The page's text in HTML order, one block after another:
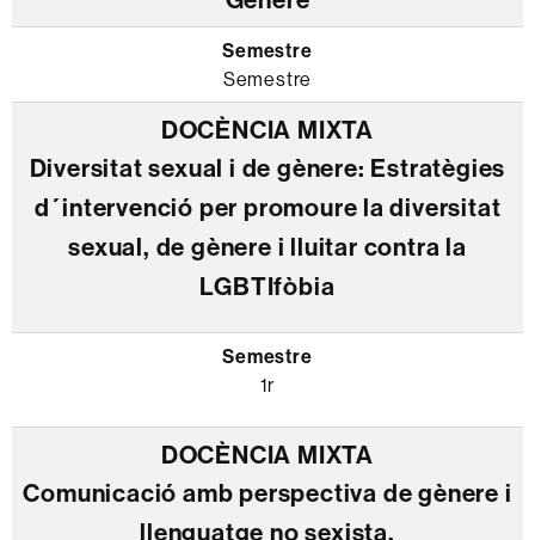
Semestre
Diversitat sexual i de gènere: Estratègies
d´intervenció per promoure la diversitat
sexual, de gènere i lluitar contra la
LGBTIfòbia
1r
Comunicació amb perspectiva de gènere i
llenguatge no sexista.